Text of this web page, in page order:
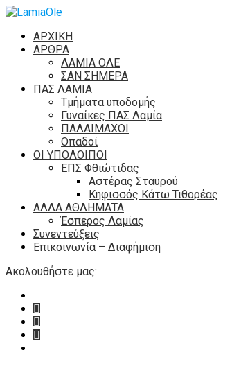
ΑΡΧΙΚΗ
ΑΡΘΡΑ
ΛΑΜΙΑ ΟΛΕ
ΣΑΝ ΣΗΜΕΡΑ
ΠΑΣ ΛΑΜΙΑ
Τμήματα υποδομής
Γυναίκες ΠΑΣ Λαμία
ΠΑΛΑΙΜΑΧΟΙ
Οπαδοί
ΟΙ ΥΠΟΛΟΙΠΟΙ
ΕΠΣ Φθιώτιδας
Αστέρας Σταυρού
Κηφισσός Κάτω Τιθορέας
ΑΛΛΑ ΑΘΛΗΜΑΤΑ
Έσπερος Λαμίας
Συνεντεύξεις
Επικοινωνία – Διαφήμιση
Ακολουθήστε μας: